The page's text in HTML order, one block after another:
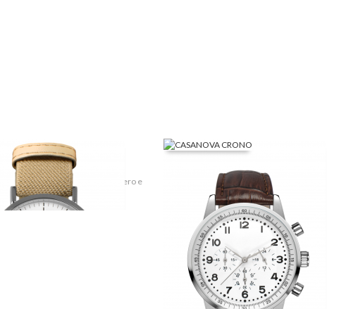
MAN - M8229
sono le più raffinate! Leggero e
elastico adattabile a ogni...